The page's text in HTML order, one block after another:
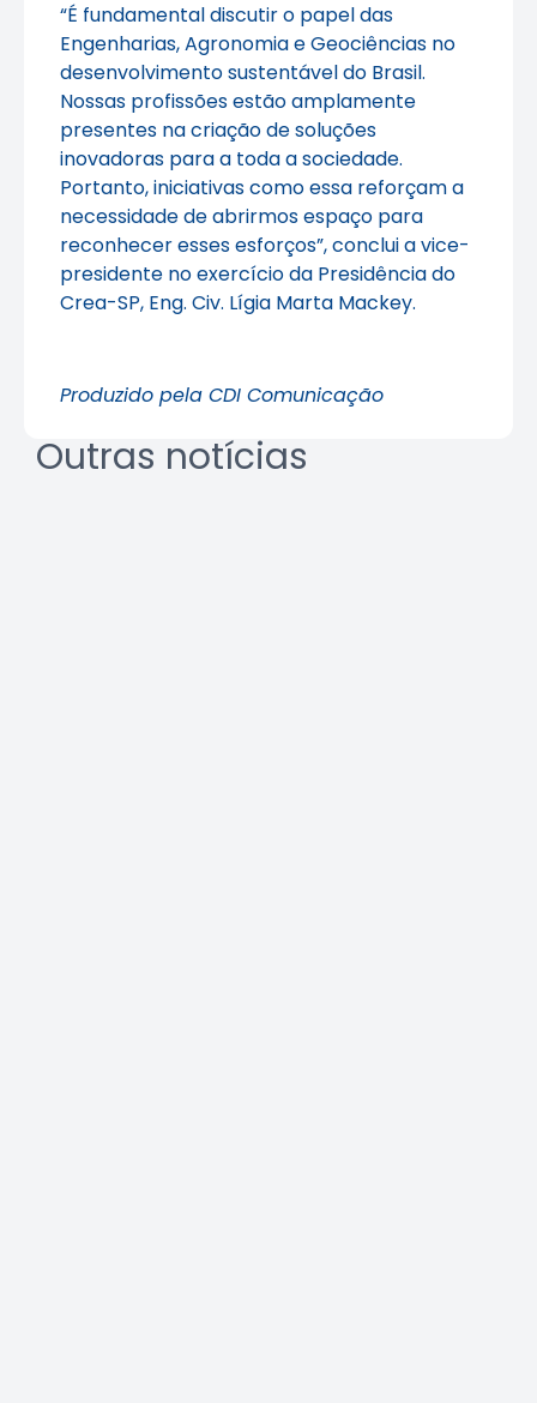
“É fundamental discutir o papel das
Engenharias, Agronomia e Geociências no
desenvolvimento sustentável do Brasil.
Nossas profissões estão amplamente
presentes na criação de soluções
inovadoras para a toda a sociedade.
Portanto, iniciativas como essa reforçam a
necessidade de abrirmos espaço para
reconhecer esses esforços”, conclui a vice-
presidente no exercício da Presidência do
Crea-SP, Eng. Civ. Lígia Marta Mackey.
Produzido pela CDI Comunicação
Outras notícias